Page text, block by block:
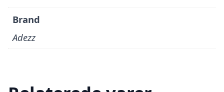
Brand
Adezz